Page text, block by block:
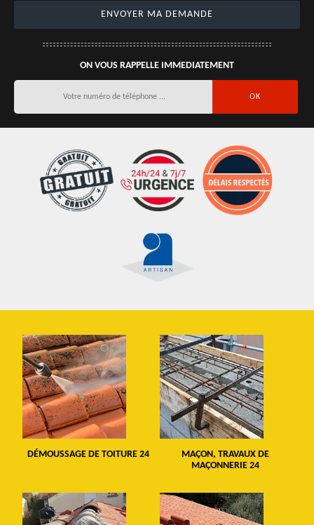
ON VOUS RAPPELLE IMMEDIATEMENT
DÉMOUSSAGE DE TOITURE 24
MAÇON, TRAVAUX DE
MAÇONNERIE 24